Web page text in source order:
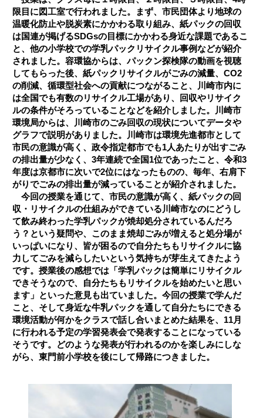
限目に図工室で行われました。まず、市民団体より地球の
温暖化防止や脱炭素にかかわる取り組み、紙パックの回収
は国連が掲げるSDGsの目標にかかわる身近な課題であるこ
と、他の小学校での学乳パックリサイクル事例などが紹介
されました。容環協からは、パックン探検隊の動画を視聴
してもらった後、紙パックリサイクルがごみの減量、CO2
の削減、循環型社会への貢献につながること、川崎市内に
は全国でも有数のリサイクル工場があり、回収やリサイク
ルの条件がそろっていることなどを紹介しました。川崎市
環境局からは、川崎市のごみ回収の現状についてデータや
グラフで説明がありました。川崎市は環境先進都市として
市民の意識が高く、政令指定都市でも1人あたりが出すごみ
の排出量が少なく、3年連続で全国1位であったこと、令和3
年度は京都市に次いで2位にはなったものの、毎年、右肩下
がりでごみの排出量が減っていることが紹介されました。
今回の授業を通じて、市民の意識が高く、紙パックの回
収・リサイクルの仕組みができている川崎市なのにどうし
て飲み終わった学乳パックが焼却処分されているんだろ
う？という疑問や、このまま焼却ごみが増えると処分場が
いっぱいになり、皆が困るので自分たちもリサイクルに協
力してごみを減らしたいという気持ちが芽生えてきたよう
です。授業後の感想では「学乳パックは簡単にリサイクル
できそうなので、自分たちもリサイクルを始めたいと思い
ます」といった意見も出ていました。今回の授業で学んだ
こと、そして身近な牛乳パックを通して自分たちにできる
環境活動が何かをクラスで話し合いまとめた結果を、11月
に行われる予定の学習発表会で発表することになっている
そうです。どのような発表が行われるのかを楽しみにしな
がら、東門前小学校を後にして帰路につきました。